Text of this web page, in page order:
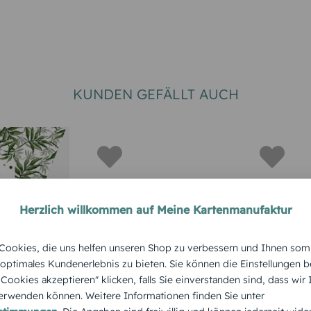
KUNDEN GEFÄLLT AUCH
GEBURTSTAG
Geburtstagseinladun
g Toller Einblick
gskarte
Herzlich willkommen auf Meine Kartenmanufaktur
die uns helfen unseren Shop zu verbessern und Ihnen
Kundenerlebnis zu bieten. Sie können die Einstellungen
akzeptieren" klicken, falls Sie einverstanden sind, dass
können. Weitere Informationen finden Sie unter